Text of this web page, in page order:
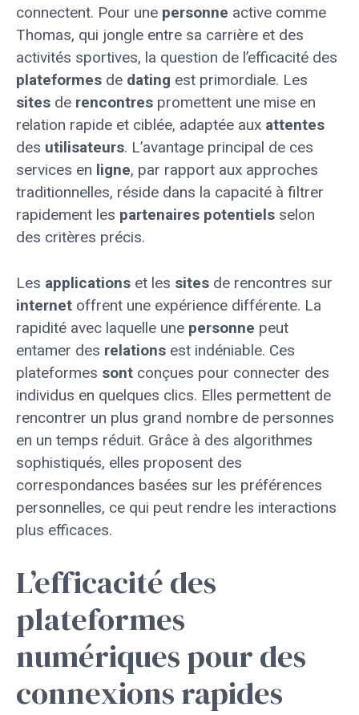
connectent. Pour une personne active comme
Thomas, qui jongle entre sa carrière et des
activités sportives, la question de l’efficacité des
plateformes de dating est primordiale. Les
sites de rencontres promettent une mise en
relation rapide et ciblée, adaptée aux attentes
des utilisateurs. L’avantage principal de ces
services en ligne, par rapport aux approches
traditionnelles, réside dans la capacité à filtrer
rapidement les partenaires potentiels selon
des critères précis.
Les applications et les sites de rencontres sur
internet offrent une expérience différente. La
rapidité avec laquelle une personne peut
entamer des relations est indéniable. Ces
plateformes sont conçues pour connecter des
individus en quelques clics. Elles permettent de
rencontrer un plus grand nombre de personnes
en un temps réduit. Grâce à des algorithmes
sophistiqués, elles proposent des
correspondances basées sur les préférences
personnelles, ce qui peut rendre les interactions
plus efficaces.
L’efficacité des
plateformes
numériques pour des
connexions rapides